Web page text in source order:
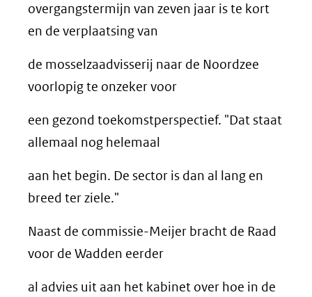
overgangstermijn van zeven jaar is te kort
en de verplaatsing van
de mosselzaadvisserij naar de Noordzee
voorlopig te onzeker voor
een gezond toekomstperspectief. "Dat staat
allemaal nog helemaal
aan het begin. De sector is dan al lang en
breed ter ziele."
Naast de commissie-Meijer bracht de Raad
voor de Wadden eerder
al advies uit aan het kabinet over hoe in de